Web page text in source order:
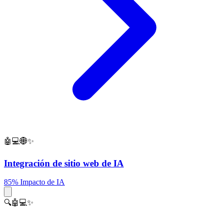
🤖💻🌐✨
Integración de sitio web de IA
85% Impacto de IA
🔍🤖💻✨